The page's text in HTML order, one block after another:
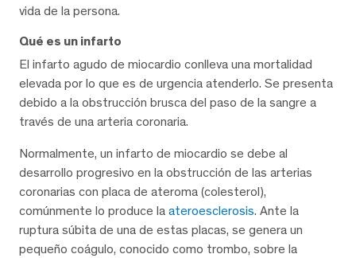
vida de la persona.
Qué es un infarto
El infarto agudo de miocardio conlleva una mortalidad
elevada por lo que es de urgencia atenderlo. Se presenta
debido a la obstrucción brusca del paso de la sangre a
través de una arteria coronaria.
Normalmente, un infarto de miocardio se debe al
desarrollo progresivo en la obstrucción de las arterias
coronarias con placa de ateroma (colesterol),
comúnmente lo produce la ateroesclerosis. Ante la
ruptura súbita de una de estas placas, se genera un
pequeño coágulo, conocido como trombo, sobre la